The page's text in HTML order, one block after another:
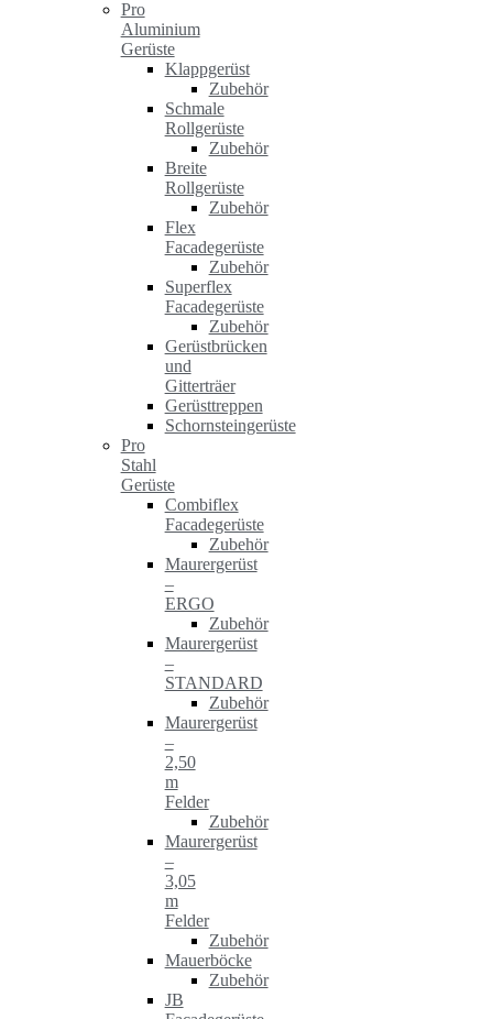
Pro
Aluminium
Gerüste
Klappgerüst
Zubehör
Schmale
Rollgerüste
Zubehör
Breite
Rollgerüste
Zubehör
Flex
Facadegerüste
Zubehör
Superflex
Facadegerüste
Zubehör
Gerüstbrücken
und
Gitterträer
Gerüsttreppen
Schornsteingerüste
Pro
Stahl
Gerüste
Combiflex
Facadegerüste
Zubehör
Maurergerüst
–
ERGO
Zubehör
Maurergerüst
–
STANDARD
Zubehör
Maurergerüst
–
2,50
m
Felder
Zubehör
Maurergerüst
–
3,05
m
Felder
Zubehör
Mauerböcke
Zubehör
JB